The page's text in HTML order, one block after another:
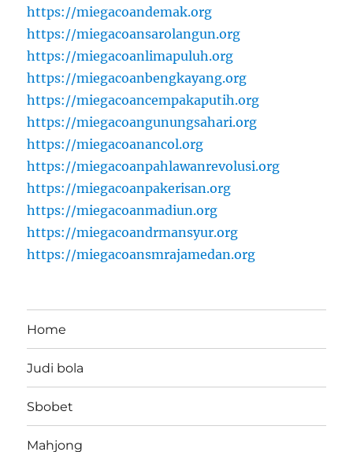
https://miegacoandemak.org
https://miegacoansarolangun.org
https://miegacoanlimapuluh.org
https://miegacoanbengkayang.org
https://miegacoancempakaputih.org
https://miegacoangunungsahari.org
https://miegacoanancol.org
https://miegacoanpahlawanrevolusi.org
https://miegacoanpakerisan.org
https://miegacoanmadiun.org
https://miegacoandrmansyur.org
https://miegacoansmrajamedan.org
Home
Judi bola
Sbobet
Mahjong